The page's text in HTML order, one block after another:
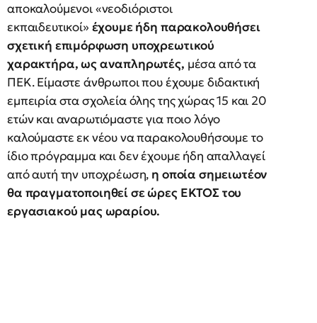
αποκαλούμενοι «νεοδιόριστοι
εκπαιδευτικοί» έχουμε ήδη παρακολουθήσει
σχετική επιμόρφωση υποχρεωτικού
χαρακτήρα, ως αναπληρωτές, μέσα από τα
ΠΕΚ. Είμαστε άνθρωποι που έχουμε διδακτική
εμπειρία στα σχολεία όλης της χώρας 15 και 20
ετών και αναρωτιόμαστε για ποιο λόγο
καλούμαστε εκ νέου να παρακολουθήσουμε το
ίδιο πρόγραμμα και δεν έχουμε ήδη απαλλαγεί
από αυτή την υποχρέωση, η οποία σημειωτέον
θα πραγματοποιηθεί σε ώρες ΕΚΤΟΣ του
εργασιακού μας ωραρίου.